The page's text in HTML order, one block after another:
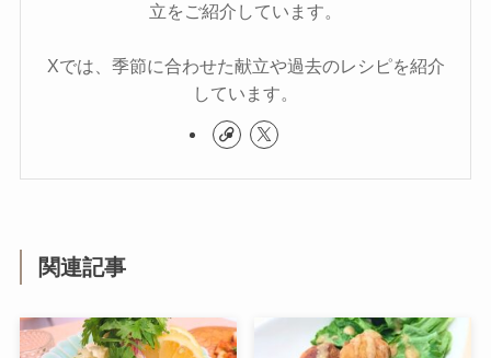
立をご紹介しています。
Xでは、季節に合わせた献立や過去のレシピを紹介
しています。
関連記事